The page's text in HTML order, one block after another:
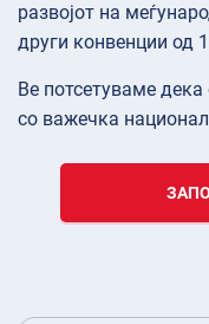
развојот на
други конвенции од
Ве потсетуваме
со важечка